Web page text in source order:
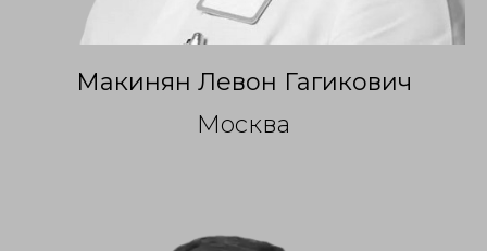
Макинян Левон Гагикович
Москва